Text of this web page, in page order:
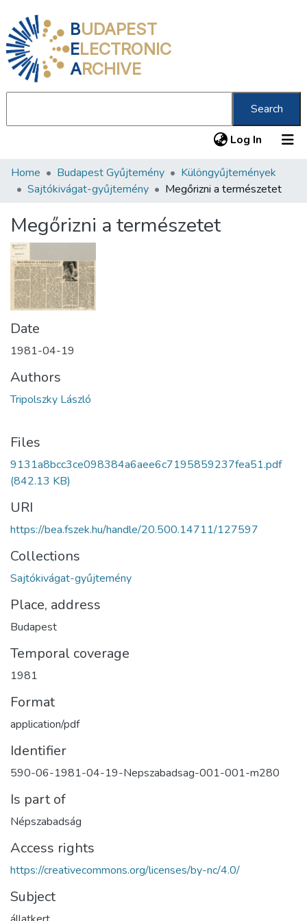
BUDAPEST
ELECTRONIC
ARCHIVE
Search
Log In (current)
Communities & Collections
Statistics
About us
Home Budapest Gyűjtemény
Különgyűjtemények
Sajtókivágat-gyűjtemény
Megőrizni a természetet
Megőrizni a természetet
Date
1981-04-19
Authors
Tripolszky László
Files
9131a8bcc3ce098384a6aee6c7195859237fea51.pdf
(842.13 KB)
URI
https://bea.fszek.hu/handle/20.500.14711/127597
Collections
Sajtókivágat-gyűjtemény
Place, address
Budapest
Temporal coverage
1981
Format
application/pdf
Identifier
590-06-1981-04-19-Nepszabadsag-001-001-m280
Is part of
Népszabadság
Access rights
https://creativecommons.org/licenses/by-nc/4.0/
Subject